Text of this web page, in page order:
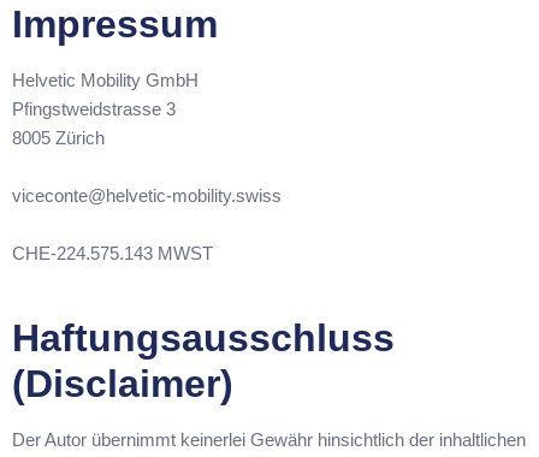
Impressum
Helvetic Mobility GmbH
Pfingstweidstrasse 3
8005 Zürich
viceconte@helvetic-mobility.swiss
CHE-224.575.143 MWST
Haftungsausschluss
(Disclaimer)
Der Autor übernimmt keinerlei Gewähr hinsichtlich der inhaltlichen